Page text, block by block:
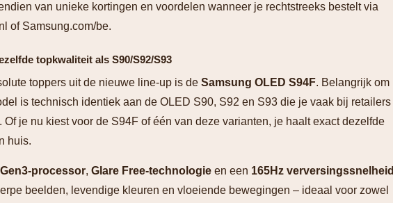
van unieke kortingen en voordelen wanneer je rechtstreeks bestelt via
of Samsung.com/be.
topkwaliteit als S90/S92/S93
toppers uit de nieuwe line-up is de Samsung OLED S94F. Belangrijk om
is technisch identiek aan de OLED S90, S92 en S93 die je vaak bij retailers
Of je nu kiest voor de S94F of één van deze varianten, je haalt exact dezelfde
huis.
Gen3-processor, Glare Free-technologie en een 165Hz verversingssnelheid
beelden, levendige kleuren en vloeiende bewegingen – ideaal voor zowel